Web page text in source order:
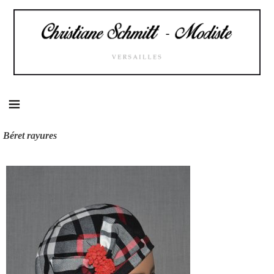
Béret rayures